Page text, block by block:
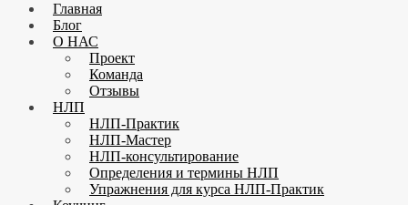
Главная
Блог
О НАС
Проект
Команда
Отзывы
НЛП
НЛП-Практик
НЛП-Мастер
НЛП-консультирование
Определения и термины НЛП
Упражнения для курса НЛП-Практик